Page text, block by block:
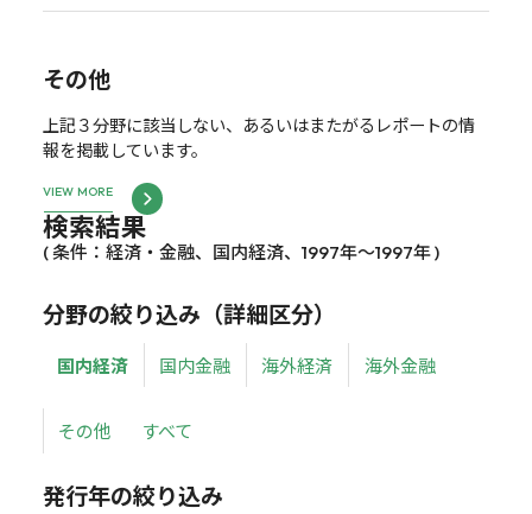
その他
上記３分野に該当しない、あるいはまたがるレポートの情
報を掲載しています。
VIEW MORE
検索結果
( 条件：経済・金融、国内経済、1997年～1997年 )
分野の絞り込み（詳細区分）
国内経済 国内金融 海外経済 海外金融
その他 すべて
発行年の絞り込み